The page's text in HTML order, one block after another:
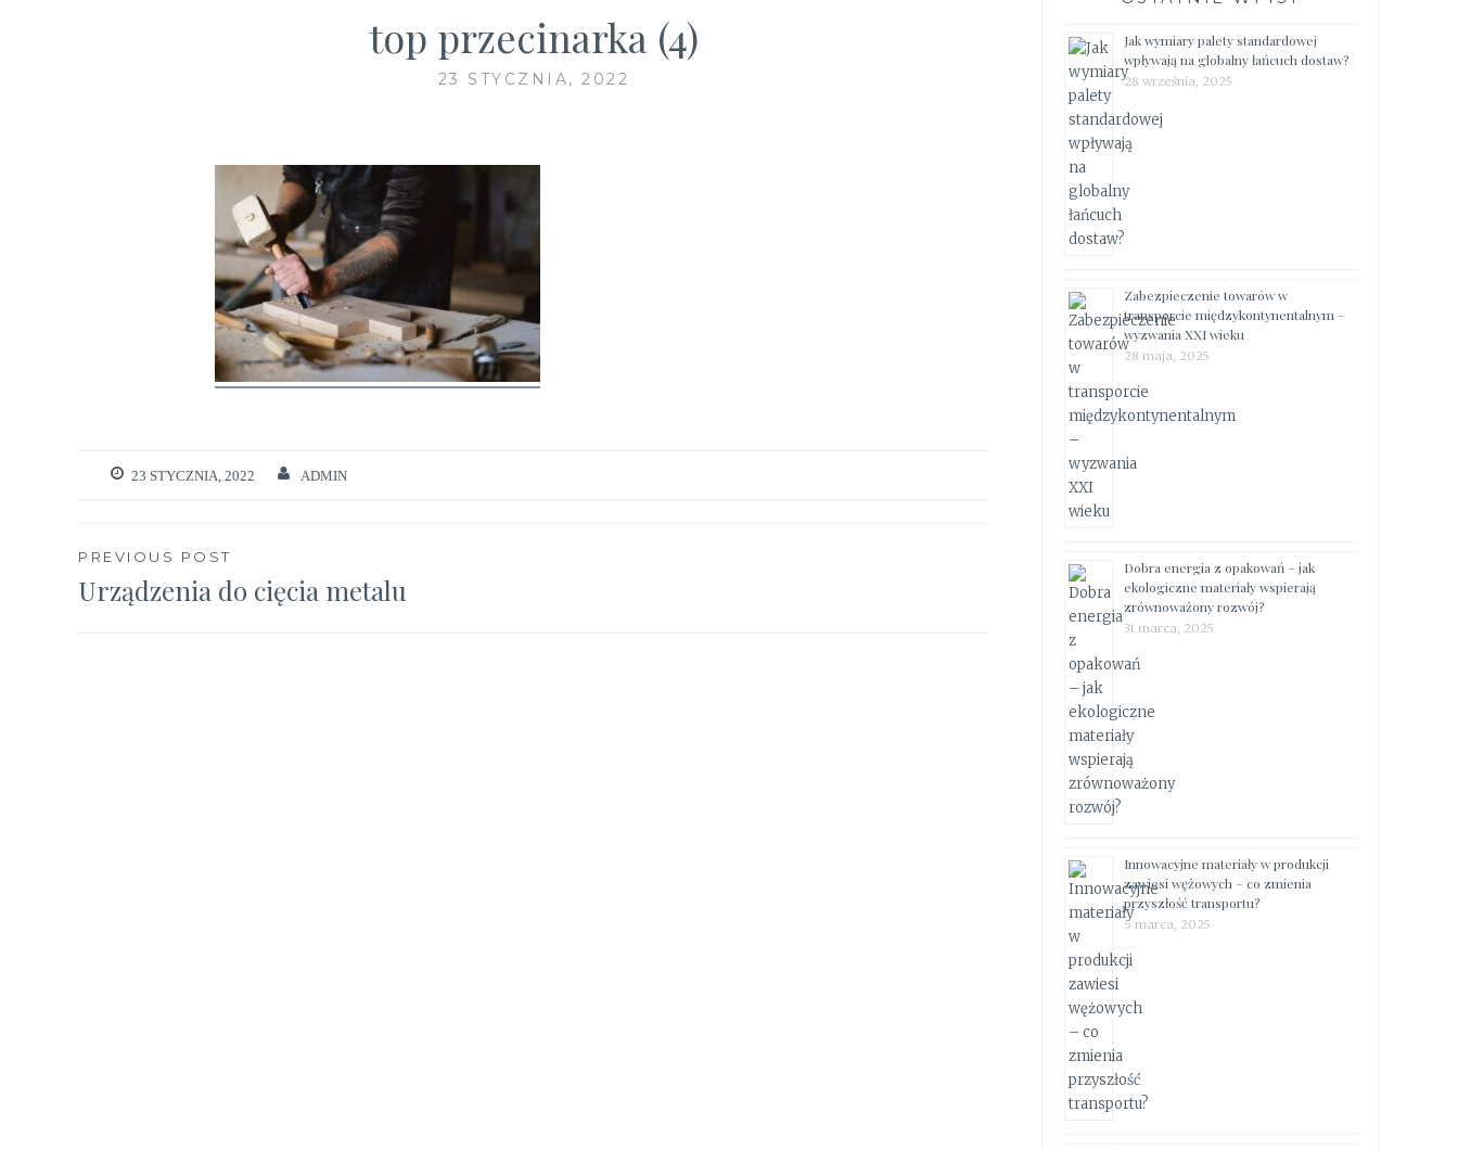
top przecinarka (4)
23 STYCZNIA, 2022
23 STYCZNIA, 2022 ADMIN
Nawigacja
wpisu
PREVIOUS POST
Urządzenia do cięcia metalu
Jak wymiary palety standardowej
wpływają na globalny łańcuch dostaw?
28 września, 2025
Zabezpieczenie towarów w
transporcie międzykontynentalnym –
wyzwania XXI wieku
28 maja, 2025
Dobra energia z opakowań – jak
ekologiczne materiały wspierają
zrównoważony rozwój?
31 marca, 2025
Innowacyjne materiały w produkcji
zawiesi wężowych – co zmienia
przyszłość transportu?
5 marca, 2025